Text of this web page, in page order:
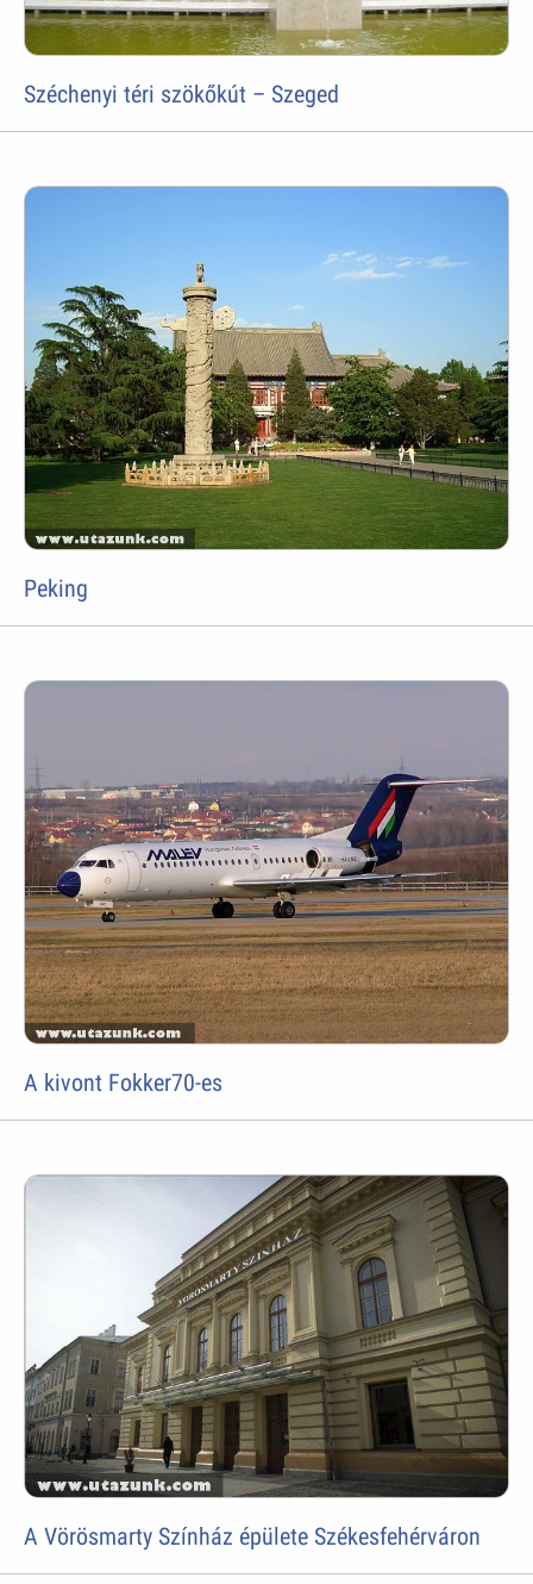
Széchenyi téri szökőkút – Szeged
Peking
A kivont Fokker70-es
A Vörösmarty Színház épülete Székesfehérváron